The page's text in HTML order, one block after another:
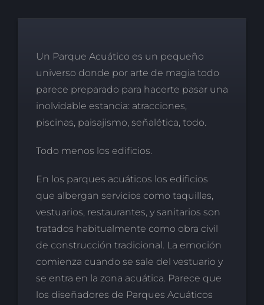
Un Parque Acuático es un pequeño
universo donde por arte de magia todo
parece preparado para hacerte pasar una
inolvidable estancia: atracciones,
piscinas, paisajismo, señalética, todo.
Todo menos los edificios.
En los parques acuáticos los edificios
que albergan servicios como taquillas,
vestuarios, restaurantes, y sanitarios son
tratados habitualmente como obra civil
de construcción tradicional. La emoción
comienza cuando se sale del vestuario y
se entra en la zona acuática. Parece que
los diseñadores de Parques Acuáticos